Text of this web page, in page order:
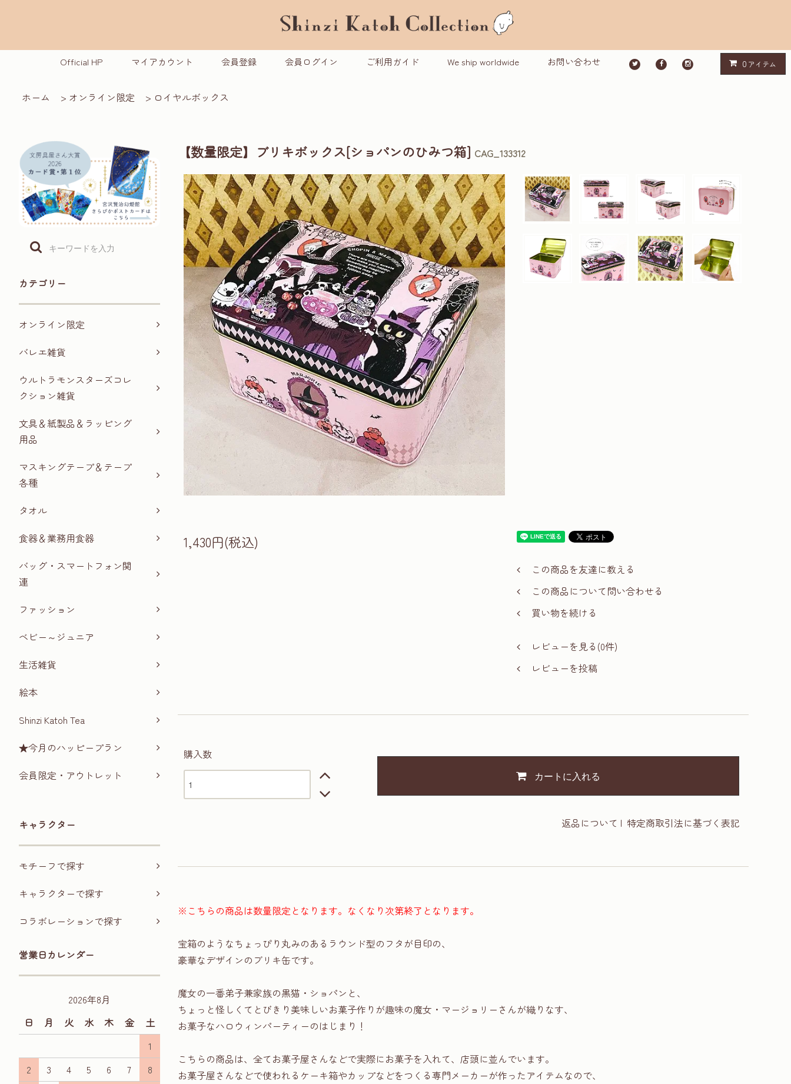
Official HP マイアカウント 会員登録 会員ログイン ご利用ガイド We ship worldwide お問い合わせ 0 アイテム
ホーム > オンライン限定 > ロイヤルボックス
カテゴリー
オンライン限定
バレエ雑貨
ウルトラモンスターズコレ
クション雑貨
文具＆紙製品＆ラッピング
用品
マスキングテープ＆テープ
各種
タオル
食器＆業務用食器
バッグ・スマートフォン関
連
ファッション
ベビー～ジュニア
生活雑貨
絵本
Shinzi Katoh Tea
★今月のハッピープラン
会員限定・アウトレット
キャラクター
モチーフで探す
キャラクターで探す
コラボレーションで探す
営業日カレンダー
2026年8月
日
月 火 水 木 金
土
1
2
3 4 5 6 7
8
【数量限定】ブリキボックス[ショパンのひみつ箱] CAG_133312
1,430円(税込)
この商品を友達に教える
この商品について問い合わせる
買い物を続ける
レビューを見る(0件)
レビューを投稿
購入数
カートに入れる
返品について | 特定商取引法に基づく表記
※こちらの商品は数量限定となります。なくなり次第終了となります。
宝箱のようなちょっぴり丸みのあるラウンド型のフタが目印の、
豪華なデザインのブリキ缶です。
魔女の一番弟子兼家族の黒猫・ショパンと、
ちょっと怪しくてとびきり美味しいお菓子作りが趣味の魔女・マージョリーさんが織りなす、
お菓子なハロウィンパーティーのはじまり！
こちらの商品は、全てお菓子屋さんなどで実際にお菓子を入れて、店頭に並んでいます。
お菓子屋さんなどで使われるケーキ箱やカップなどをつくる専門メーカーが作ったアイテムなので、